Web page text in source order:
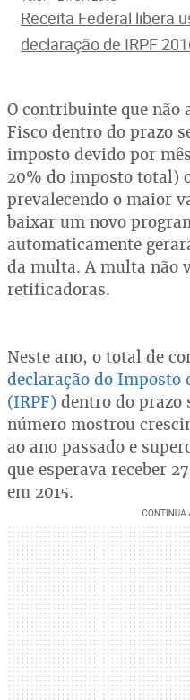
Receita Federal libera
declaração de IRPF
O contribuinte que não
Fisco dentro do prazo
imposto devido por
20% do imposto total)
prevalecendo o maior
baixar um novo
automaticamente
da multa. A multa não
retificadoras.
Neste ano, o total de
declaração do Imposto
(IRPF) dentro do prazo
número mostrou
ao ano passado e
que esperava receber
em 2015.